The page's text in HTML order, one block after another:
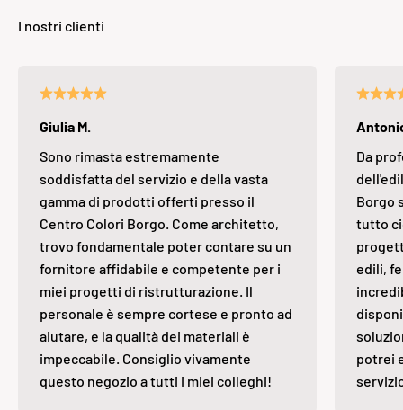
Giulia M.
Sono rimasta estremamente
soddisfatta del servizio e della vasta
gamma di prodotti offerti presso il
Centro Colori Borgo. Come architetto,
trovo fondamentale poter contare su un
fornitore affidabile e competente per i
miei progetti di ristrutturazione. Il
personale è sempre cortese e pronto ad
aiutare, e la qualità dei materiali è
impeccabile. Consiglio vivamente
questo negozio a tutti i miei colleghi!
Da
Borgo
tutto
edili,
potrei